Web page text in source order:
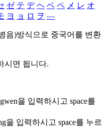
ゼ テ デ ヘ ベ ペ メ レ オ
ヨ ョ ロ ヲ ―
음)방식으로 중국어를 변환
시면 됩니다.
을 입력하시고 space를
을 입력하시고 space를 누르